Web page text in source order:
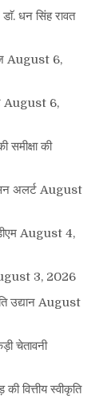
धन सिंह रावत
August 6,
August 6,
समीक्षा की
अलर्ट August
August 4,
3, 2026
उद्यान August
चेतावनी
वित्तीय स्वीकृति